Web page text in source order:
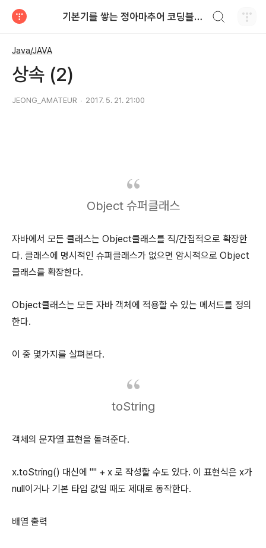
기본기를 쌓는 정아마추어 코딩블로그
Java/JAVA
상속 (2)
JEONG_AMATEUR 2017. 5. 21. 21:00
Object 슈퍼클래스
자바에서 모든 클래스는 Object클래스를 직/간접적으로 확장한
다. 클래스에 명시적인 슈퍼클래스가 없으면 암시적으로 Object
클래스를 확장한다.
Object클래스는 모든 자바 객체에 적용할 수 있는 메서드를 정의
한다.
이 중 몇가지를 살펴본다.
toString
객체의 문자열 표현을 돌려준다.
x.toString() 대신에 "" + x 로 작성할 수도 있다. 이 표현식은 x가
null이거나 기본 타입 값일 때도 제대로 동작한다.
배열 출력